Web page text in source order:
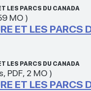
LES PARCS DU CANADA
MO )
ET LES
LES PARCS DU CANADA
, PDF, 2 MO )
ET LES